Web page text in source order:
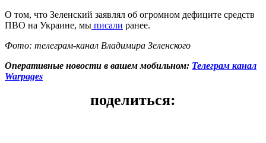
О том, что Зеленский заявлял об огромном дефиците средств
ПВО на Украине, мы писали ранее.
Фото: телеграм-канал Владимира Зеленского
Оперативные новости в вашем мобильном: Телеграм канал
Warpages
поделиться: